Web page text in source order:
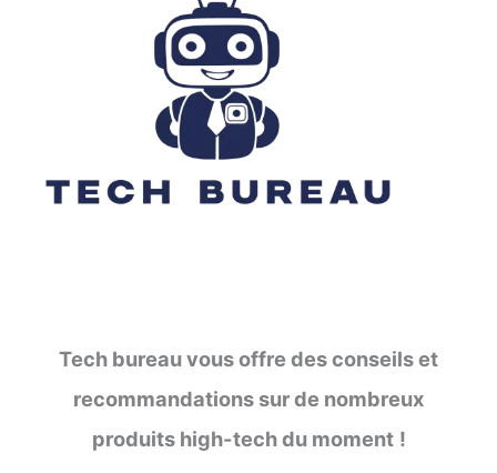
Tech bureau vous offre des conseils et
recommandations sur de nombreux
produits high-tech du moment !